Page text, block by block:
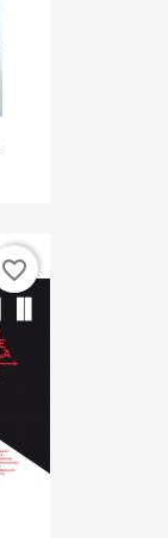
favorite_border